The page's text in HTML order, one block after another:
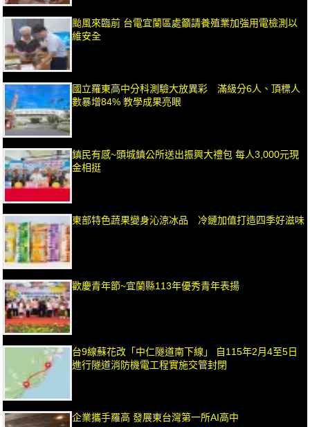
颱風來臨前 台電宜蘭區處籲請養殖業加強用電檢測以
維安全
國立羅東高中分科測驗大放異彩 滿級分6人、頂標人
數暴增84% 教學成果亮眼
鎮民有感~頭城鎮公所送出振興大禮包 每人3,000元現
金相挺
東部特色蔬果變身沁涼冰品 冷鏈加值打造四季好滋味
歡慶青年節~宜蘭縣113年優秀青年表揚
台9線蘇花改「中仁隧道南下線」 自115年2月4至5日
進行隧道消防機電工程實施交管封閉
企業攜手羅高 發展東台灣第一所AI高中